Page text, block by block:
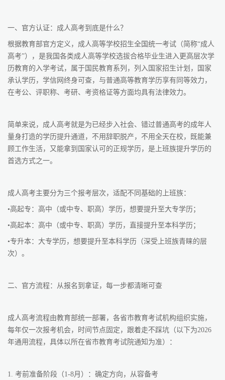
一、官方认证：成人高考到底是什么？
根据教育部官方定义，成人高等学校招生全国统一考试（简称“成人
高考”），是我国各类成人高等学校选拔合格毕业生进入更高层次学
历教育的入学考试，属于国民教育系列，列入国家招生计划，国家
承认学历，学信网终身可查，与普通高等教育学历享有同等效力，
在考公、评职称、考研、考资格证等方面均具有法律效力。
简单来说，成人高考就是为已经步入社会、错过普通高考的成年人
量身打造的学历提升通道，不用辞职脱产，不用全天在校，既能兼
顾工作生活，又能拿到国家认可的正规学历，是上班族提升学历的
首选方式之一。
成人高考主要分为三个报考层次，适配不同基础的上班族：
•高起专：高中（或中专、职高）学历，想要提升至大专学历；
•高起本：高中（或中专、职高）学历，直接提升至本科学历；
•专升本：大专学历，想要提升至本科学历（深受上班族青睐的层
次）。
二、官方流程：从报名到拿证，每一步都清晰可查
成人高考流程由教育部统一部署，各省市教育考试机构组织实施，
每年仅一次报考机会，时间节点固定，跟着走不踩坑（以下为2026
年通用流程，具体以所在省市教育考试院通知为准）：
1. 考前准备阶段（1-8月）：确定方向，从容备考